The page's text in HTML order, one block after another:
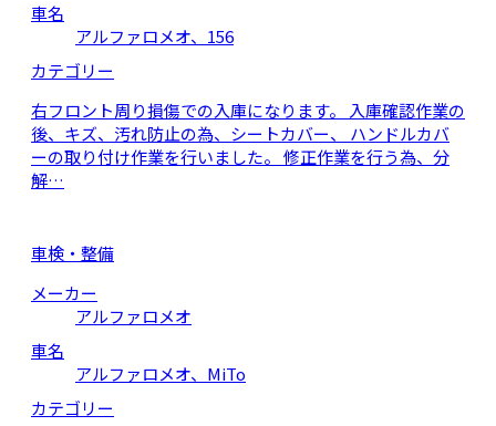
車名
アルファロメオ、156
カテゴリー
右フロント周り損傷での入庫になります。 入庫確認作業の
後、キズ、汚れ防止の為、シートカバー、 ハンドルカバ
ーの取り付け作業を行いました。 修正作業を行う為、分
解…
車検・整備
メーカー
アルファロメオ
車名
アルファロメオ、MiTo
カテゴリー